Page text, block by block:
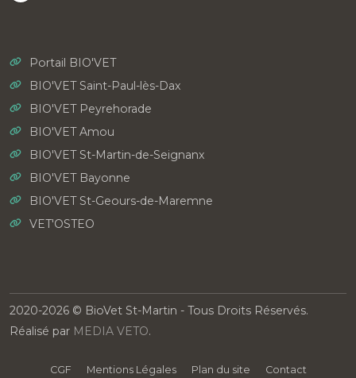
Portail BIO'VET
BIO'VET Saint-Paul-lès-Dax
BIO'VET Peyrehorade
BIO'VET Amou
BIO'VET St-Martin-de-Seignanx
BIO'VET Bayonne
BIO'VET St-Geours-de-Maremne
VET'OSTEO
2020-2026 © BioVet St-Martin - Tous Droits Réservés.
Réalisé par MEDIA VETO.
CGF Mentions Légales Plan du site Contact